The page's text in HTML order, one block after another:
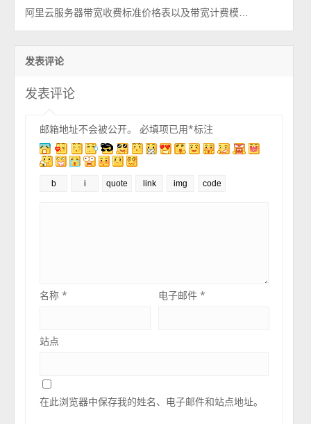
发表评论
发表评论
邮箱地址不会被公开。 必填项已用*标注
名称* 电子邮件*
站点
在此浏览器中保存我的姓名、电子邮件和站点地址。